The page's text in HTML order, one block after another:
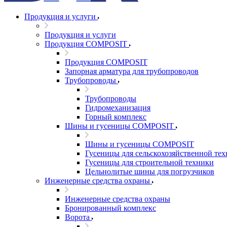
Продукция и услуги
Продукция и услуги
Продукция COMPOSIT
Продукция COMPOSIT
Запорная арматура для трубопроводов
Трубопроводы
Трубопроводы
Гидромеханизация
Горный комплекс
Шины и гусеницы COMPOSIT
Шины и гусеницы COMPOSIT
Гусеницы для сельскохозяйственной
Гусеницы для строительной техники
Цельнолитые шины для погрузчиков
Инженерные средства охраны
Инженерные средства охраны
Бронированный комплекс
Ворота